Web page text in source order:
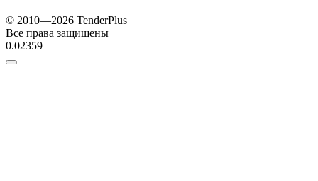
© 2010—2026 TenderPlus
Все права защищены
0.02359